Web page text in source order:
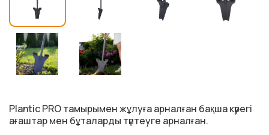
Plantic PRO тамырымен жұлуға арналған бақша күрегі
ағаштар мен бұталарды түптеуге арналған.